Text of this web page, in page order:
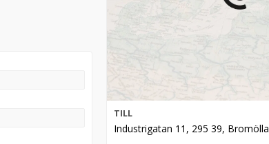
TILL
Industrigatan 11, 295 39, Bromölla